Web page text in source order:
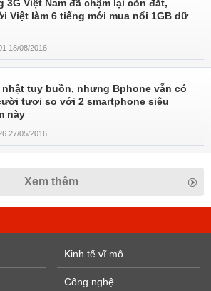
3G Việt Nam đã chậm lại còn đắt,
Việt làm 6 tiếng mới mua nổi 1GB dữ
18/08/2016
nhật tuy buồn, nhưng Bphone vẫn có
tươi so với 2 smartphone siêu
này
27/05/2016
Xem thêm
Kinh tế vĩ mô
Công nghệ